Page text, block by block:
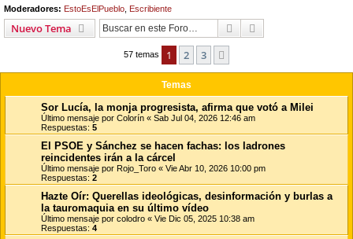
Moderadores: EstoEsElPueblo Escribiente
Nuevo Tema Buscar
57 temas 1 2 3
Temas
Sor Lucía, la monja progresista, afirma que votó a Milei
Último mensaje por Colorín « Sab Jul 04, 2026 12:46 am
Respuestas: 5
El PSOE y Sánchez se hacen fachas: los ladrones
reincidentes irán a la cárcel
Último mensaje por Rojo_Toro « Vie Abr 10, 2026 10:00 pm
Respuestas: 2
Hazte Oír: Querellas ideológicas, desinformación y burlas a
la tauromaquia en su último vídeo
Último mensaje por colodro « Vie Dic 05, 2025 10:38 am
Respuestas: 4